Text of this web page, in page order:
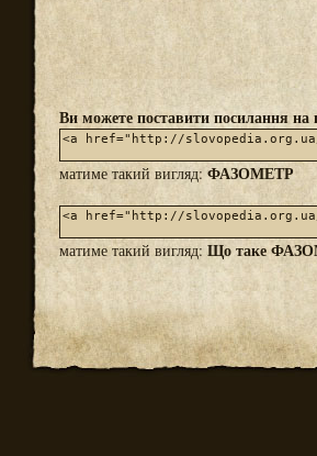
Ви можете поставити посилання на
матиме такий вигляд: ФАЗОМЕТР
матиме такий вигляд: Що таке